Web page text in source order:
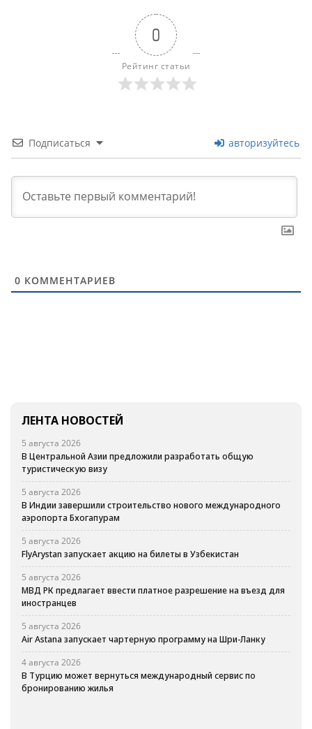
0
Рейтинг статьи
Подписаться авторизуйтесь
0 КОММЕНТАРИЕВ
ЛЕНТА НОВОСТЕЙ
5 августа 2026
В Центральной Азии предложили разработать общую
туристическую визу
5 августа 2026
В Индии завершили строительство нового международного
аэропорта Бхогапурам
5 августа 2026
FlyArystan запускает акцию на билеты в Узбекистан
5 августа 2026
МВД РК предлагает ввести платное разрешение на въезд для
иностранцев
5 августа 2026
Air Astana запускает чартерную программу на Шри-Ланку
4 августа 2026
В Турцию может вернуться международный сервис по
бронированию жилья